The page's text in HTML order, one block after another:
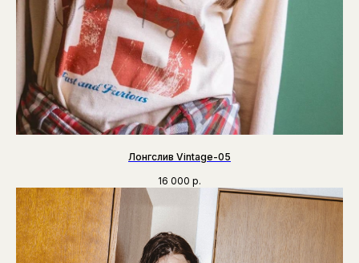
Лонгслив Vintage-05
16 000 р.